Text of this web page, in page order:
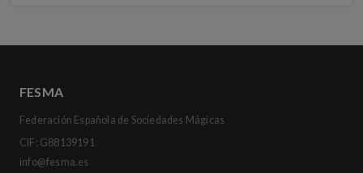
FESMA
Federación Española de Sociedades Mágicas
CIF: G88139191
info@fesma.es